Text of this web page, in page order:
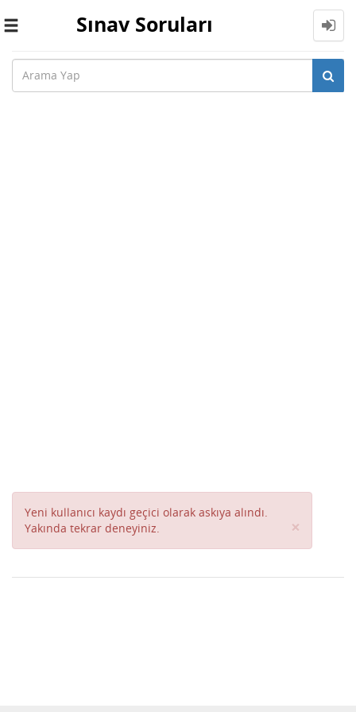
Toggle
Sınav Soruları
Yeni kullanıcı kaydı geçici olarak askıya alındı.
Yakında tekrar deneyiniz.
×